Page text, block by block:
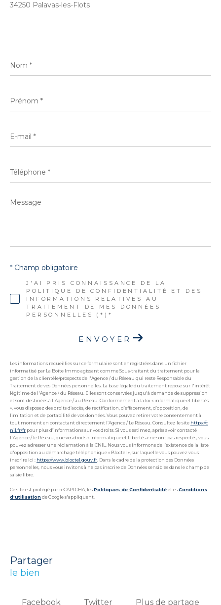
34250 Palavas-les-Flots
*
*
mail
*
*
Message
J'AI PRIS CONNAISSANCE DE LA
POLITIQUE DE CONFIDENTIALITÉ ET DES
INFORMATIONS RELATIVES AU
TRAITEMENT DE MES DONNÉES
PERSONNELLES (*)*
* Champ obligatoire
ENVOYER
Les informations recueillies sur ce formulaire sont enregistrées dans un fichier
informatisé par La Boite Immo agissant comme Sous-traitant du traitement pour la
gestion de la clientèle/prospects de l'Agence / du Réseau qui reste Responsable du
Traitement de vos Données personnelles. La base légale du traitement repose sur l'intérêt
légitime de l'Agence / du Réseau. Elles sont conservées jusqu'à demande de suppression
et sont destinées à l'Agence / au Réseau. Conformément à la loi « informatique et libertés
», vous disposez des droits d’accès, de rectification, d’effacement, d’opposition, de
limitation et de portabilité de vos données. Vous pouvez retirer votre consentement à
tout moment en contactant directement l’Agence / Le Réseau. Consultez le site https://c
nil.fr/fr pour plus d’informations sur vos droits. Si vous estimez, après avoir contacté
l'Agence / le Réseau, que vos droits « Informatique et Libertés » ne sont pas respectés, vous
pouvez adresser une réclamation à la CNIL. Nous vous informons de l’existence de la liste
d'opposition au démarchage téléphonique « Bloctel », sur laquelle vous pouvez vous
inscrire ici : https://www.bloctel.gouv.fr. Dans le cadre de la protection des Données
personnelles, nous vous invitons à ne pas inscrire de Données sensibles dans le champ de
saisie libre.
Ce site est protégé par reCAPTCHA, lesPolitiques de Confidentialitéet esConditions
d'utilisationde Google s'appliquent.
partager
le bien
Facebook Twitter Plus de partage